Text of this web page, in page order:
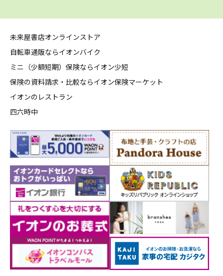
未来屋書店オンラインストア
自転車通販ならイオンバイク
ミニ（少額短期）保険ならイオン少短
保険の資料請求・比較ならイオン保険マーケット
イオンのレストラン
四六時中